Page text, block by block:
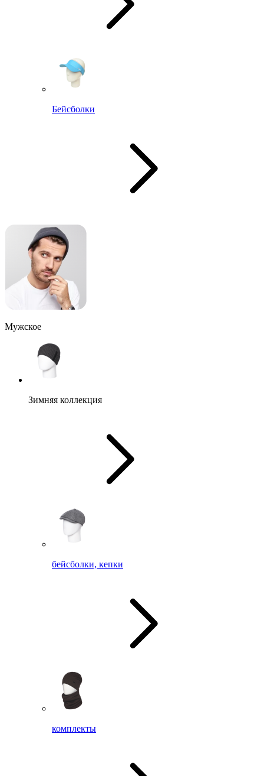
Бейсболки
Мужское
Зимняя коллекция
бейсболки, кепки
комплекты